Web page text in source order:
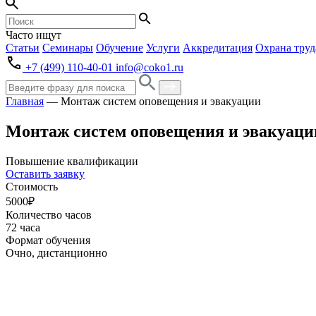
Часто ищут
Статьи Семинары Обучение Услуги Аккредитация Охрана
+7 (499) 110-40-01 info@coko1.ru
Главная — Монтаж систем оповещения и эвакуации
Монтаж систем оповещения и
Повышение квалификации
Оставить заявку
Стоимость
5000₽
Количество часов
72 часа
Формат обучения
Очно, дистанционно